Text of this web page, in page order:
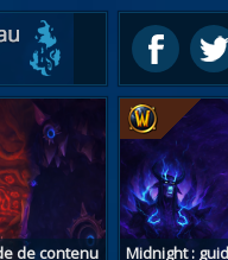
de contenu
Midnight :